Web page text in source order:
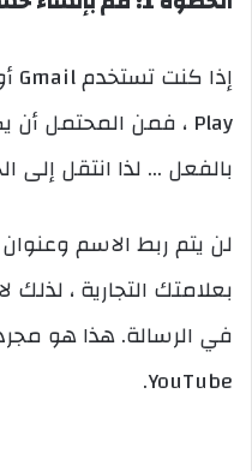
بالفعل … لذا انتقل إلى
لن يتم ربط الاسم وعنوان
بعلامتك التجارية ،
في الرسالة. هذا هو
YouTube.